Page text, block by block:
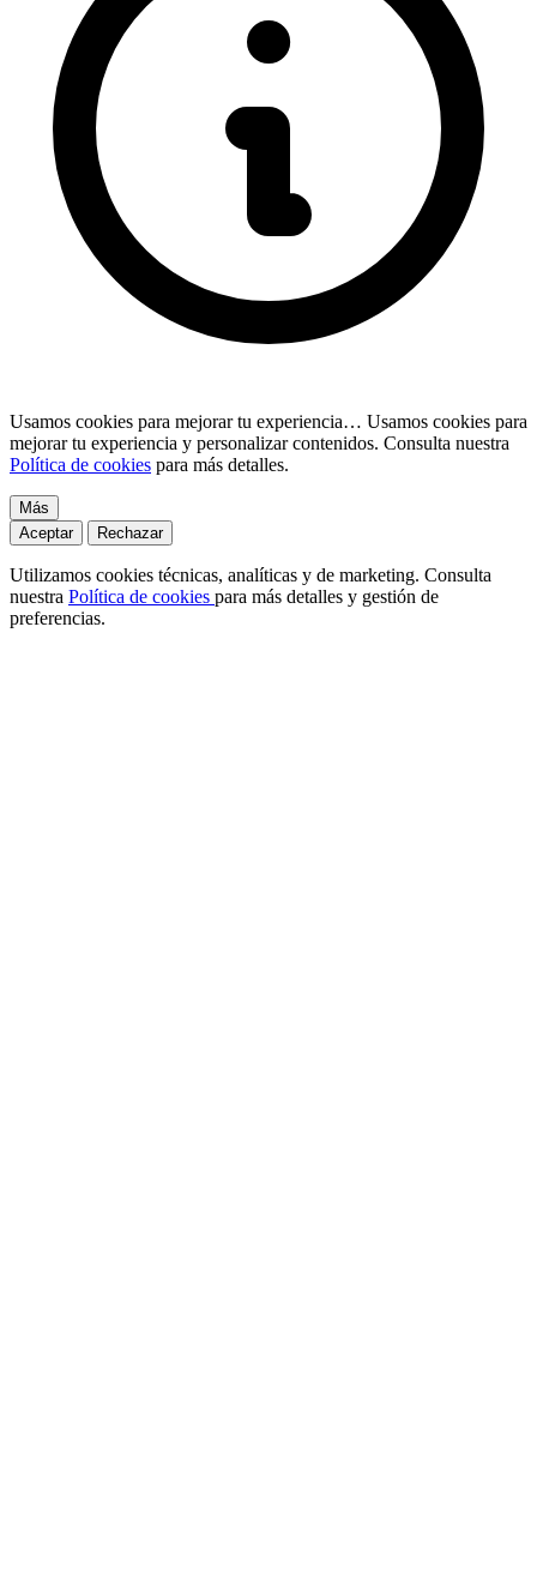
Usamos cookies para mejorar tu experiencia… Usamos cookies para
mejorar tu experiencia y personalizar contenidos. Consulta nuestra
Política de cookies para más detalles.
Más
Aceptar
Rechazar
Utilizamos cookies técnicas, analíticas y de marketing. Consulta
nuestra Política de cookies para más detalles y gestión de
preferencias.